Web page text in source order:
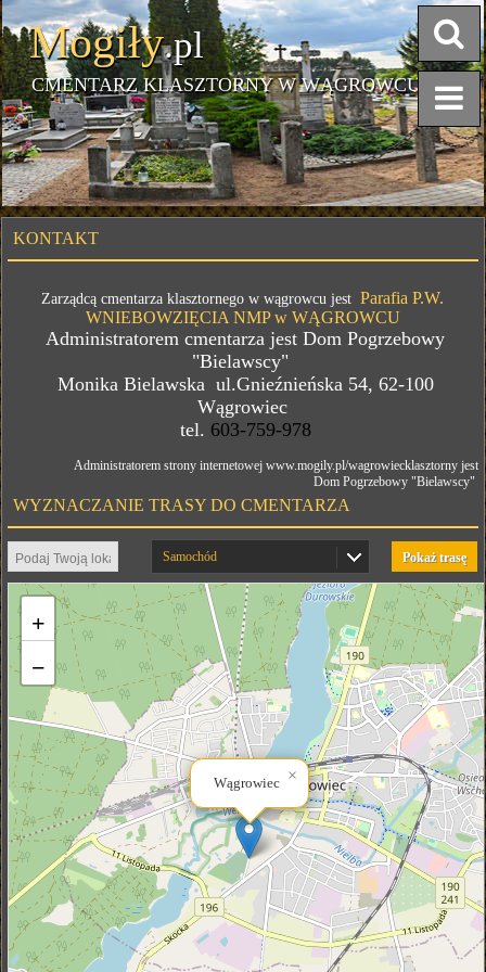
Mogiły.pl
CMENTARZ KLASZTORNY W WĄGROWCU
KONTAKT
Zarządcą cmentarza klasztornego w wągrowcu jestParafia P.W.
WNIEBOWZIĘCIA NMP w WĄGROWCU
Administratorem cmentarza jest Dom Pogrzebowy
"Bielawscy"
Monika Bielawska ul.Gnieźnieńska 54, 62-100
Wągrowiec
tel. 603-759-978
Administratorem strony internetowej www.mogily.pl/wagrowiecklasztorny jest
Dom Pogrzebowy "Bielawscy"
WYZNACZANIE TRASY DO CMENTARZA
Pokaż trasę
Samochód
Wągrowiec ×
+
−